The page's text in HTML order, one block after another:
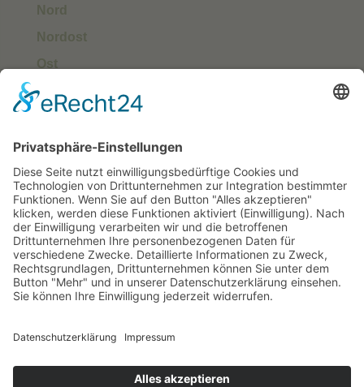
Nord
Nordost
Ost
Süd
West
Deutscher Klub für Belgische Schäferhunde e.
V.